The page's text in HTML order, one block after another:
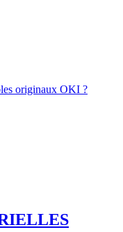
originaux OKI ?